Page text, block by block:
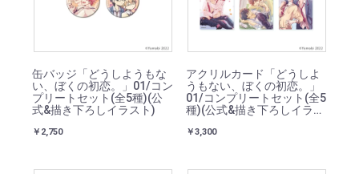
缶バッジ「どうしようもな
い、ぼくの初恋。」01/コン
プリートセット(全5種)(公
式&描き下ろしイラスト)
￥2,750
アクリルカード「どうしよ
うもない、ぼくの初恋。」
01/コンプリートセット(全5
種)(公式&描き下ろしイラス
￥3,300